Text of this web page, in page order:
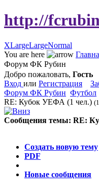
http://
XLargeLargeNormal
You are here
Форум ФК Рубин
Добро пожаловать, Гость
Вход или Регистрация
Форум ФК Рубин Футбол
RE: Кубок УЕФА (1 чел.)
Сообщения темы: RE:
Создать новую тему
PDF
Новые сообщения